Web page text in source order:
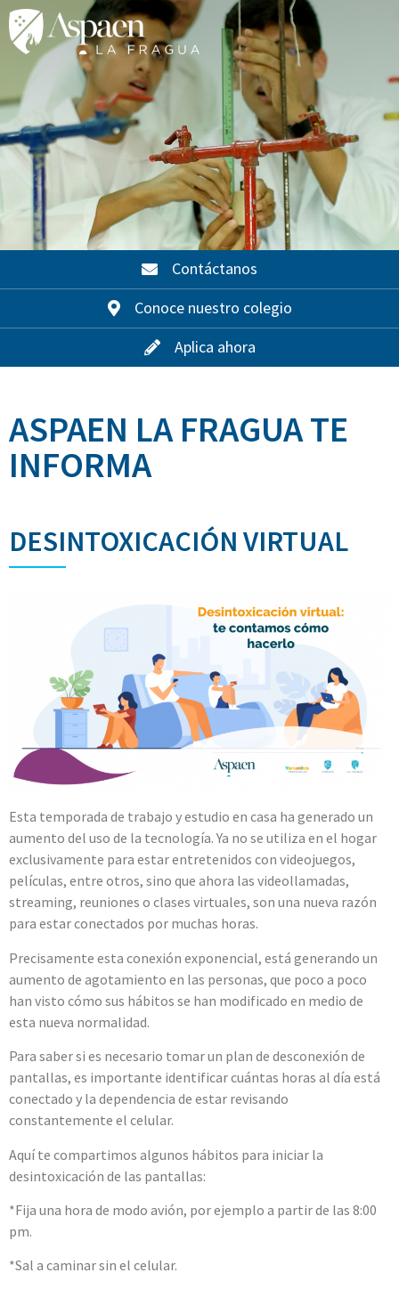
Contáctanos
Conoce nuestro colegio
Aplica ahora
ASPAEN LA FRAGUA TE
INFORMA
DESINTOXICACIÓN VIRTUAL
Esta temporada de trabajo y estudio en casa ha generado un
aumento del uso de la tecnología. Ya no se utiliza en el hogar
exclusivamente para estar entretenidos con videojuegos,
películas, entre otros, sino que ahora las videollamadas,
streaming, reuniones o clases virtuales, son una nueva razón
para estar conectados por muchas horas.
Precisamente esta conexión exponencial, está generando un
aumento de agotamiento en las personas, que poco a poco
han visto cómo sus hábitos se han modificado en medio de
esta nueva normalidad.
Para saber si es necesario tomar un plan de desconexión de
pantallas, es importante identificar cuántas horas al día está
conectado y la dependencia de estar revisando
constantemente el celular.
Aquí te compartimos algunos hábitos para iniciar la
desintoxicación de las pantallas:
*Fija una hora de modo avión, por ejemplo a partir de las 8:00
pm.
*Sal a caminar sin el celular.